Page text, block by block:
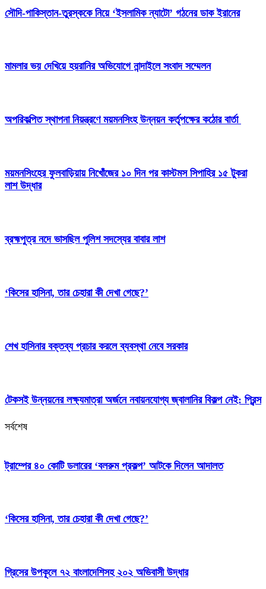
সৌদি-পাকিস্তান-তুরস্ককে নিয়ে ‘ইসলামিক ন্যাটো’ গঠনের ডাক ইরানের
মামলার ভয় দেখিয়ে হয়রানির অভিযোগে নান্দাইলে সংবাদ সম্মেলন
অপরিকল্পিত স্থাপনা নিয়ন্ত্রণে ময়মনসিংহ উন্নয়ন কর্তৃপক্ষের কঠোর বার্তা
ময়মনসিংহের ফুলবাড়িয়ায় নিখোঁজের ১০ দিন পর কাস্টমস সিপাহির ১৫ টুকরা
লাশ উদ্ধার
ব্রহ্মপুত্র নদে ভাসছিল পুলিশ সদস্যের বাবার লাশ
‘কিসের হাসিনা, তার চেহারা কী দেখা গেছে?’
শেখ হাসিনার বক্তব্য প্রচার করলে ব্যবস্থা নেবে সরকার
টেকসই উন্নয়নের লক্ষ্যমাত্রা অর্জনে নবায়নযোগ্য জ্বালানির বিকল্প নেই: প্রিন্স
সর্বশেষ
ট্রাম্পের ৪০ কোটি ডলারের ‘বলরুম প্রকল্প’ আটকে দিলেন আদালত
‘কিসের হাসিনা, তার চেহারা কী দেখা গেছে?’
গ্রিসের উপকূলে ৭২ বাংলাদেশিসহ ২০২ অভিবাসী উদ্ধার